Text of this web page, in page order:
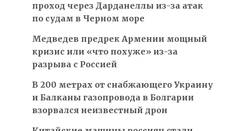
проход через Дарданеллы из-за атак
по судам в Черном море
Медведев предрек Армении мощный
кризис или «что похуже» из-за
разрыва с Россией
В 200 метрах от снабжающего Украину
и Балканы газопровода в Болгарии
взорвался неизвестный дрон